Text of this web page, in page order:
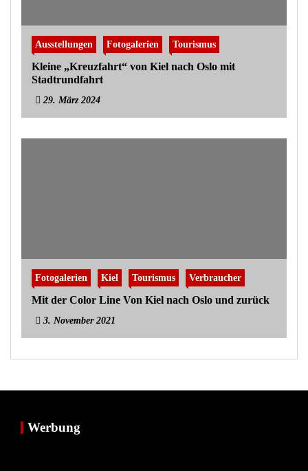
Ausstellungen Fotogalerien Tourismus
Kleine „Kreuzfahrt“ von Kiel nach Oslo mit
Stadtrundfahrt
29. März 2024
Fotogalerien Kiel Tourismus Verbraucher
Mit der Color Line Von Kiel nach Oslo und zurück
3. November 2021
Werbung